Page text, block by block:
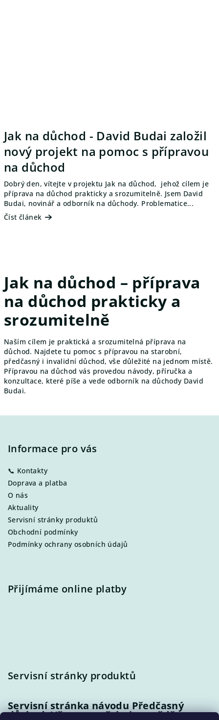
Jak na důchod - David Budai založil
nový projekt na pomoc s přípravou
na důchod
Dobrý den, vítejte v projektu Jak na důchod, jehož cílem je
příprava na důchod prakticky a srozumitelně. Jsem David
Budai, novinář a odborník na důchody. Problematice...
Číst článek
Jak na důchod – příprava
na důchod prakticky a
srozumitelně
Naším cílem je praktická a srozumitelná příprava na
důchod. Najdete tu pomoc s přípravou na starobní,
předčasný i invalidní důchod, vše důležité na jednom místě.
Přípravou na důchod vás provedou návody, příručka a
konzultace, které píše a vede odborník na důchody David
Budai.
Informace pro vás
📞 Kontakty
Doprava a platba
O nás
Aktuality
Servisní stránky produktů
Obchodní podmínky
Podmínky ochrany osobních údajů
Přijímáme online platby
Servisní stránky produktů
Servisní stránka návodu Předčasný
důchod: Vše, co potřebujete vědět